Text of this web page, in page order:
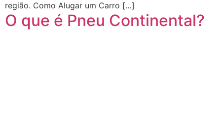
região. Como Alugar um Carro […]
O que é Pneu Continental?